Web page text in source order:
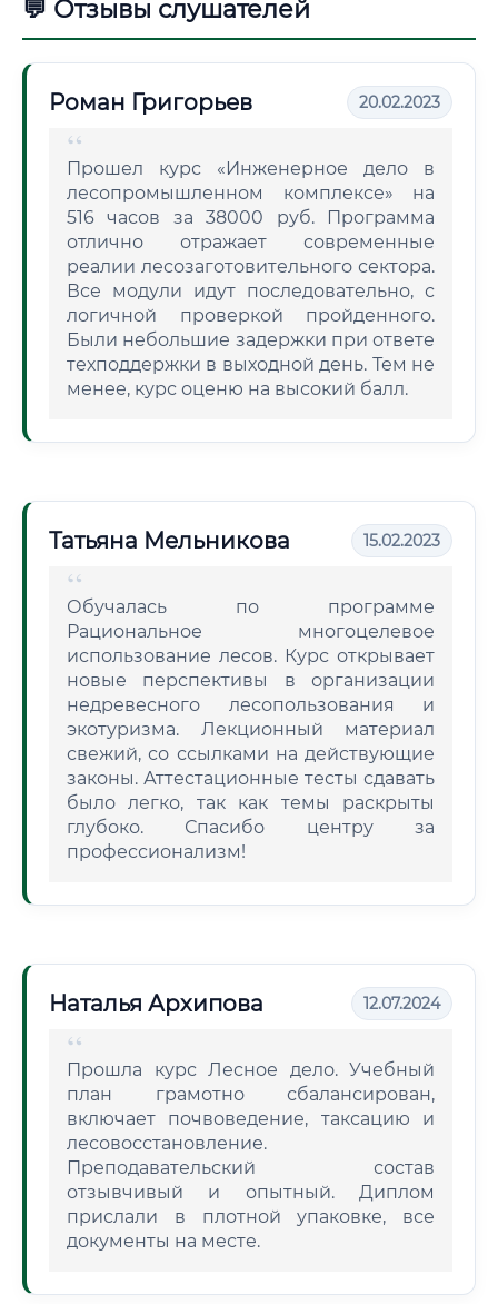
💬 Отзывы слушателей
Роман Григорьев 20.02.2023
Прошел курс «Инженерное дело в
лесопромышленном комплексе» на
516 часов за 38000 руб. Программа
отлично отражает современные
реалии лесозаготовительного сектора.
Все модули идут последовательно, с
логичной проверкой пройденного.
Были небольшие задержки при ответе
техподдержки в выходной день. Тем не
менее, курс оценю на высокий балл.
Татьяна Мельникова 15.02.2023
Обучалась по программе
Рациональное многоцелевое
использование лесов. Курс открывает
новые перспективы в организации
недревесного лесопользования и
экотуризма. Лекционный материал
свежий, со ссылками на действующие
законы. Аттестационные тесты сдавать
было легко, так как темы раскрыты
глубоко. Спасибо центру за
профессионализм!
Наталья Архипова 12.07.2024
Прошла курс Лесное дело. Учебный
план грамотно сбалансирован,
включает почвоведение, таксацию и
лесовосстановление.
Преподавательский состав
отзывчивый и опытный. Диплом
прислали в плотной упаковке, все
документы на месте.